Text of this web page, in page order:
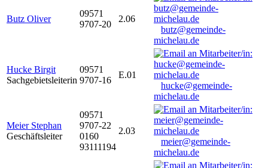
Butz Oliver
09571
9707-20
2.06
butz@gemeinde-
michelau.de
Hucke Birgit
Sachgebietsleiterin
09571
9707-16
E.01
hucke@gemeinde-
michelau.de
Meier Stephan
Geschäftsleiter
09571
9707-22
0160
93111194
2.03
meier@gemeinde-
michelau.de